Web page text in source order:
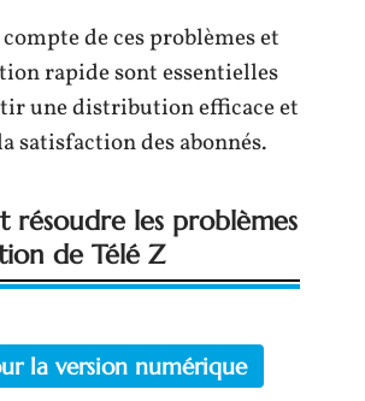
de ces problèmes et
rapide sont essentielles
une distribution efficace et
satisfaction des abonnés.
résoudre les problèmes
de Télé Z
la version numérique